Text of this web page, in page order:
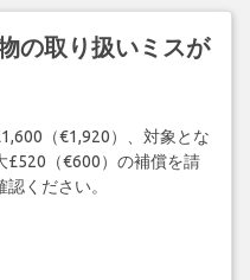
の取り扱いミスが
（€1,920）、対象とな
£520（€600）の補償を請
ください。